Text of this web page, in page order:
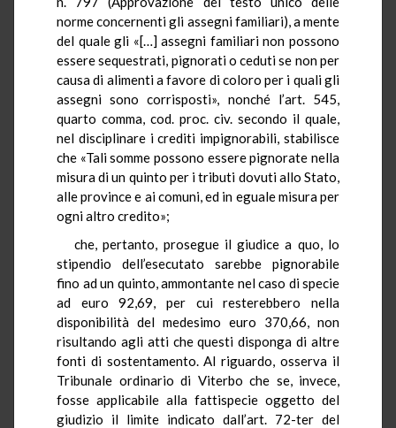
norme concernenti gli assegni familiari), a mente
del quale gli «[…] assegni familiari non possono
essere sequestrati, pignorati o ceduti se non per
causa di alimenti a favore di coloro per i quali gli
assegni sono corrisposti», nonché l’art. 545,
quarto comma, cod. proc. civ. secondo il quale,
nel disciplinare i crediti impignorabili, stabilisce
che «Tali somme possono essere pignorate nella
misura di un quinto per i tributi dovuti allo Stato,
alle province e ai comuni, ed in eguale misura per
ogni altro credito»;
che, pertanto, prosegue il giudice a quo, lo
stipendio dell’esecutato sarebbe pignorabile
fino ad un quinto, ammontante nel caso di specie
ad euro 92,69, per cui resterebbero nella
disponibilità del medesimo euro 370,66, non
risultando agli atti che questi disponga di altre
fonti di sostentamento. Al riguardo, osserva il
Tribunale ordinario di Viterbo che se, invece,
fosse applicabile alla fattispecie oggetto del
giudizio il limite indicato dall’art. 72-ter del